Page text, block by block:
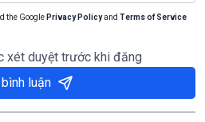
the Google Privacy Policyand Terms of Service
xét duyệt trước khi đăng
luận